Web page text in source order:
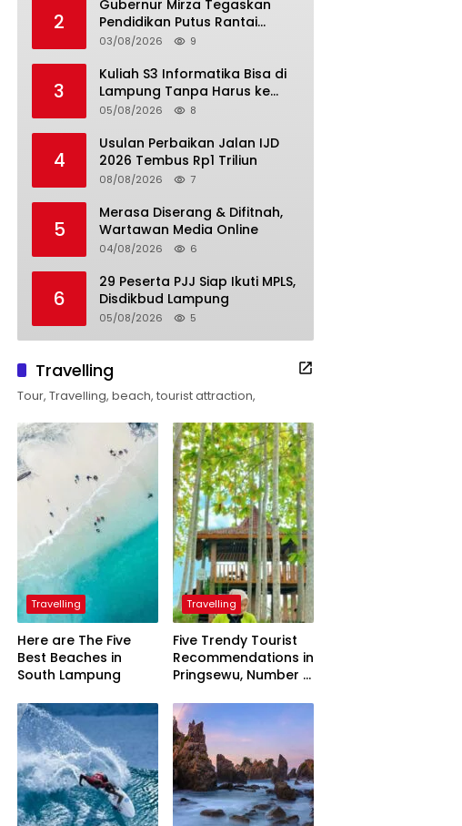
2
Gubernur Mirza Tegaskan
Pendidikan Putus Rantai
Kemiskinan
03/08/2026 9
3
Kuliah S3 Informatika Bisa di
Lampung Tanpa Harus ke
Luar Daerah
05/08/2026 8
4
Usulan Perbaikan Jalan IJD
2026 Tembus Rp1 Triliun
08/08/2026 7
5
Merasa Diserang & Difitnah,
Wartawan Media Online
04/08/2026 6
6
29 Peserta PJJ Siap Ikuti MPLS,
Disdikbud Lampung
05/08/2026 5
Travelling
Tour, Travelling, beach, tourist attraction,
Travelling
Here are The Five
Best Beaches in
South Lampung
Travelling
Five Trendy Tourist
Recommendations in
Pringsewu, Number 3
President